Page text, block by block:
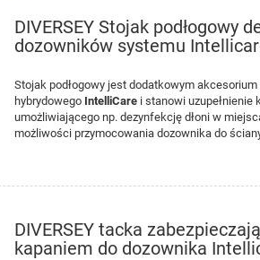
DIVERSEY Stojak podłogowy
dozowników systemu
Stojak podłogowy jest dodatkowym
hybrydowego IntelliCare i stanowi uzupełnienie
umożliwiającego np. dezynfekcję dłoni w
możliwości przymocowania dozownika do
DIVERSEY tacka
kapaniem do dozownika